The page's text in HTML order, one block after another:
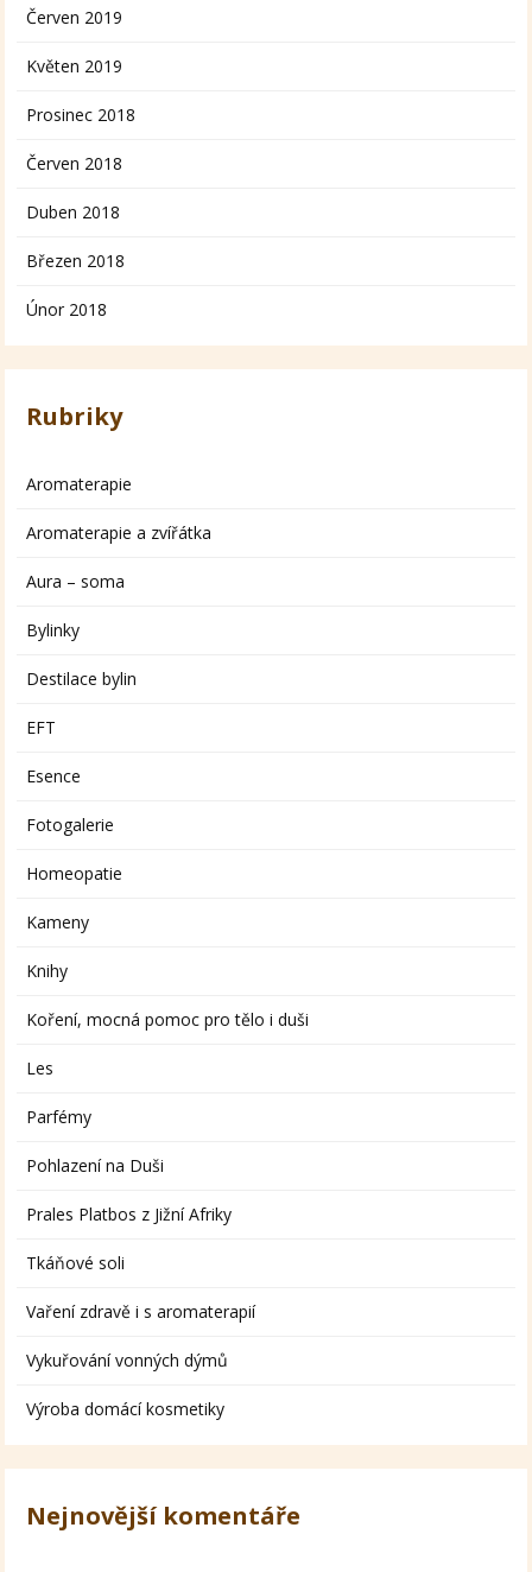
Červen 2019
Květen 2019
Prosinec 2018
Červen 2018
Duben 2018
Březen 2018
Únor 2018
Rubriky
Aromaterapie
Aromaterapie a zvířátka
Aura – soma
Bylinky
Destilace bylin
EFT
Esence
Fotogalerie
Homeopatie
Kameny
Knihy
Koření, mocná pomoc pro tělo i duši
Les
Parfémy
Pohlazení na Duši
Prales Platbos z Jižní Afriky
Tkáňové soli
Vaření zdravě i s aromaterapií
Vykuřování vonných dýmů
Výroba domácí kosmetiky
Nejnovější komentáře